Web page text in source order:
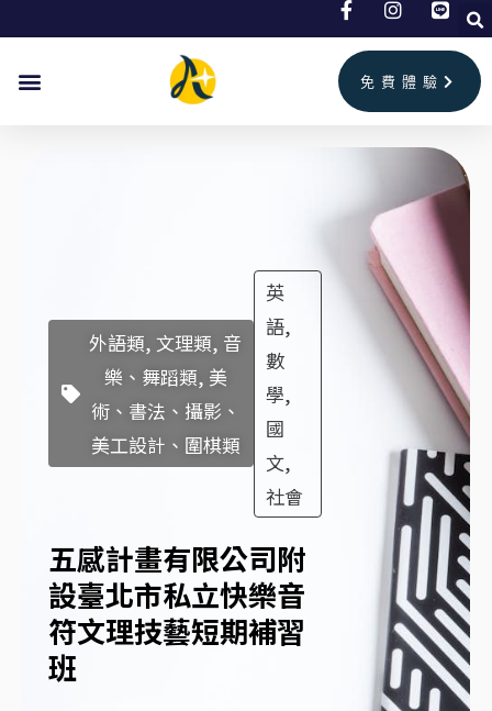
免費體驗
外語類, 文理類, 音
樂、舞蹈類, 美
術、書法、攝影、
美工設計、圍棋類
英
語,
數
學,
國
文,
社會
五感計畫有限公司附
設臺北市私立快樂音
符文理技藝短期補習
班